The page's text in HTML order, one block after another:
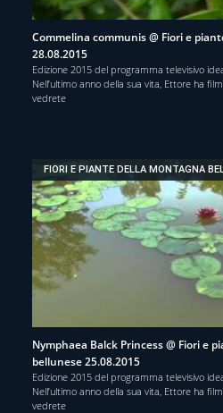
Commelina communis @ Fiori e
28.08.2015
Edizione 2015 del programma televisivo
Nell’ultimo anno della sua vita, Ettore ha
vedrete
FIORI E PIANTE DELLA MONTAGNA
Nymphaea Balck Princess @ Fiori e
bellunese 25.08.2015
Edizione 2015 del programma televisivo
Nell’ultimo anno della sua vita, Ettore ha
vedrete